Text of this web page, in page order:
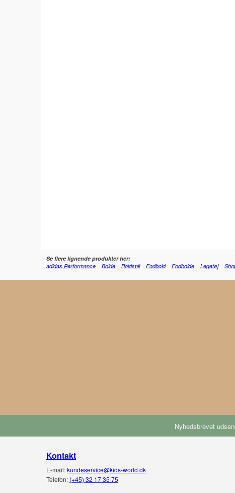
Se flere lignende produkter her:
adidas Performance
Bolde Boldspil Fodbold Fodbolde Legetøj
Nyhedsbrevet
Kontakt
E-mail:kundeservice@kids-world.dk
Telefon: (+45) 32 17 35 75